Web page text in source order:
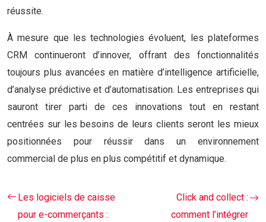
réussite.
À mesure que les technologies évoluent, les plateformes
CRM continueront d’innover, offrant des fonctionnalités
toujours plus avancées en matière d’intelligence artificielle,
d’analyse prédictive et d’automatisation. Les entreprises qui
sauront tirer parti de ces innovations tout en restant
centrées sur les besoins de leurs clients seront les mieux
positionnées pour réussir dans un environnement
commercial de plus en plus compétitif et dynamique.
Les logiciels de caisse
pour e-commerçants :
Click and collect :
comment l’intégrer